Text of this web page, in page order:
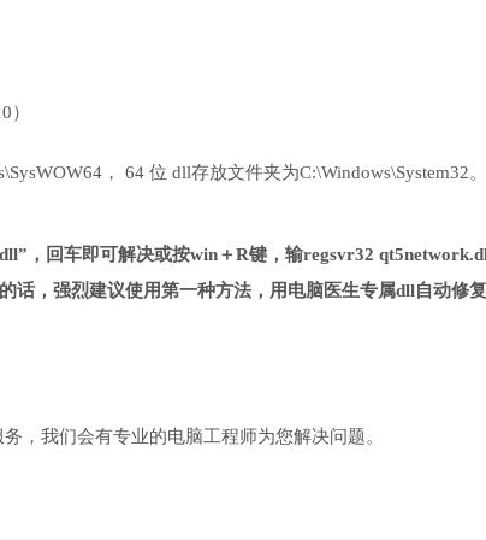
）
， 64 位 dll存放文件夹为C:\Windows\System32。
，回车即可解决或按win＋R键，输regsvr32
话，强烈建议使用第一种方法，用电脑医生专属dll自动修
，我们会有专业的电脑工程师为您解决问题。